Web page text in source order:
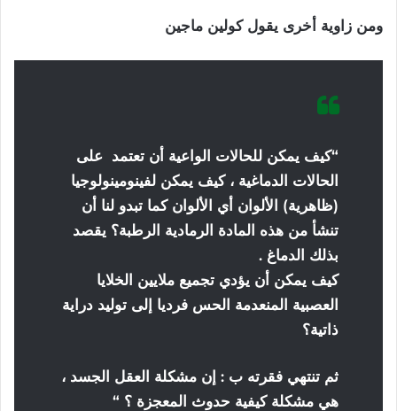
ومن زاوية أخرى يقول كولين ماجين
“كيف يمكن للحالات الواعية أن تعتمد على
الحالات الدماغية ، كيف يمكن لفينومينولوجيا
(ظاهرية) الألوان أي الألوان كما تبدو لنا أن
تنشأ من هذه المادة الرمادية الرطبة؟ يقصد
بذلك الدماغ .
كيف يمكن أن يؤدي تجميع ملايين الخلايا
العصبية المنعدمة الحس فرديا إلى توليد دراية
ذاتية؟
ثم تنتهي فقرته ب : إن مشكلة العقل الجسد ،
هي مشكلة كيفية حدوث المعجزة ؟ “